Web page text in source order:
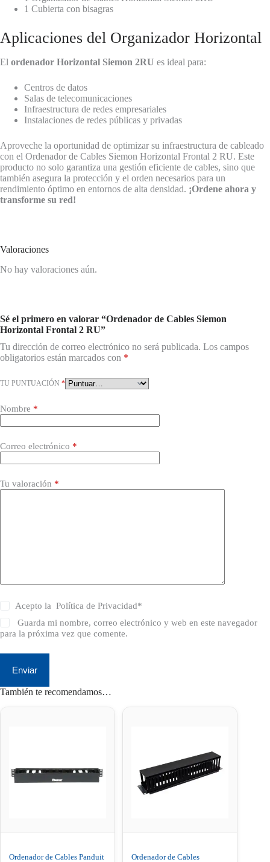
1 Cubierta con bisagras
Aplicaciones del Organizador Horizontal
El ordenador Horizontal Siemon 2RU es ideal para:
Centros de datos
Salas de telecomunicaciones
Infraestructura de redes empresariales
Instalaciones de redes públicas y privadas
Aproveche la oportunidad de optimizar su infraestructura de cableado
con el Ordenador de Cables Siemon Horizontal Frontal 2 RU. Este
producto no solo garantiza una gestión eficiente de cables, sino que
también asegura la protección y el orden necesarios para un
rendimiento óptimo en entornos de alta densidad. ¡Ordene ahora y
transforme su red!
Valoraciones
No hay valoraciones aún.
Sé el primero en valorar “Ordenador de Cables Siemon
Horizontal Frontal 2 RU”
Tu dirección de correo electrónico no será publicada. Los campos
obligatorios están marcados con *
TU PUNTUACIÓN *
Nombre *
Correo electrónico *
Tu valoración *
Acepto laPolítica de Privacidad*
Guarda mi nombre, correo electrónico y web en este navegador
para la próxima vez que comente.
Enviar
También te recomendamos…
Ordenador de Cables Panduit
Ordenador de Cables